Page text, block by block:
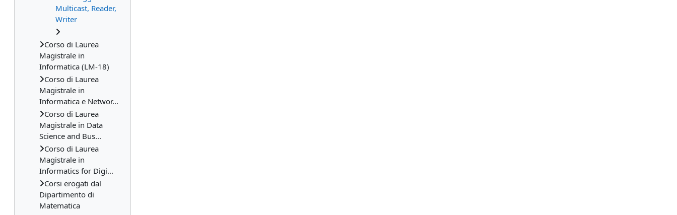
Multicast, Reader,
Writer
Corso di Laurea
Magistrale in
Informatica (LM-18)
Corso di Laurea
Magistrale in
Informatica e Networ...
Corso di Laurea
Magistrale in Data
Science and Bus...
Corso di Laurea
Magistrale in
Informatics for Digi...
Corsi erogati dal
Dipartimento di
Matematica